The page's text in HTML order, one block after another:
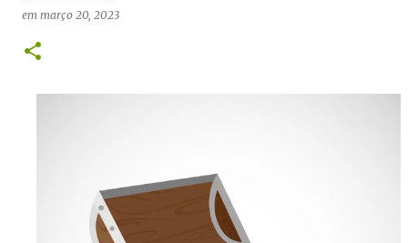
em março 20, 2023